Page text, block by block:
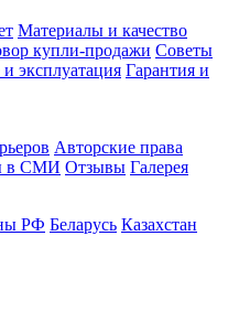
Материалы и качество
купли-продажи Советы
эксплуатация Гарантия и
Авторские права
в СМИ Отзывы Галерея
РФ Беларусь Казахстан